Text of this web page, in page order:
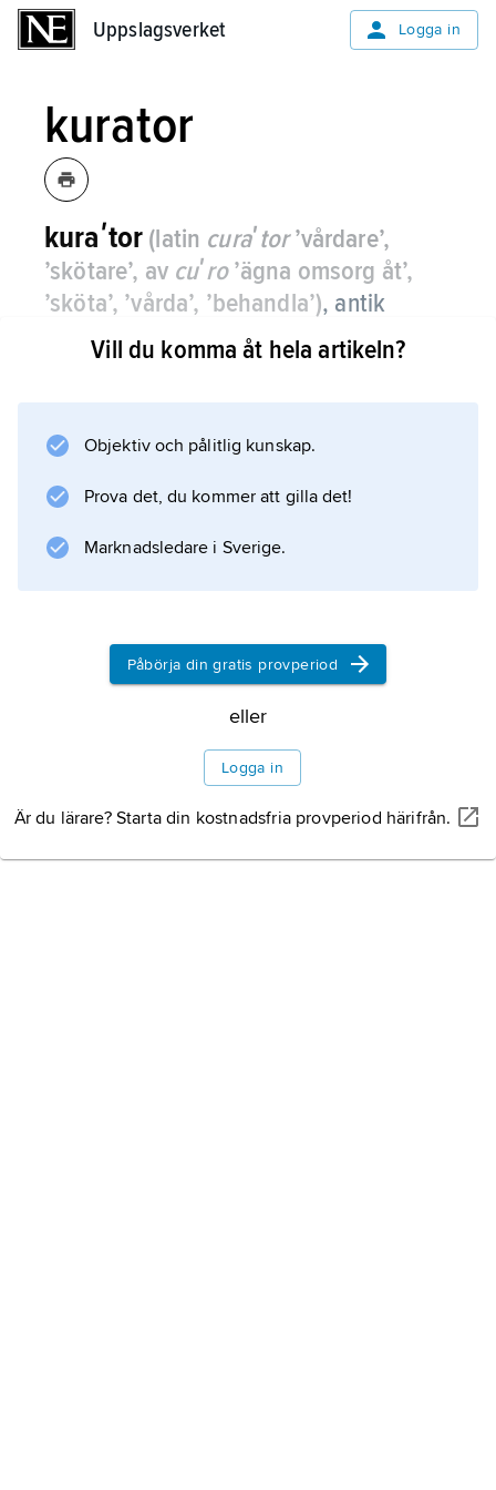
Uppslagsverket Logga in
kurator
kuraʹtor (latin curaʹtor’vårdare’,
’skötare’, av cuʹro’ägna omsorg åt’,
’sköta’, ’vårda’, ’behandla’), antik
ämbetstitel, se
curator.
Vill du komma åt hela artikeln?
Objektiv och pålitlig kunskap.
Prova det, du kommer att gilla det!
Marknadsledare i Sverige.
Påbörja din gratis provperiod
eller
Logga in
Är du lärare? Starta din kostnadsfria provperiod härifrån.